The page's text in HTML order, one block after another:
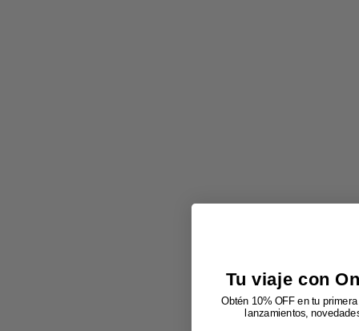
Tu viaje con
Obtén 10% OFF en tu
lanzamientos,